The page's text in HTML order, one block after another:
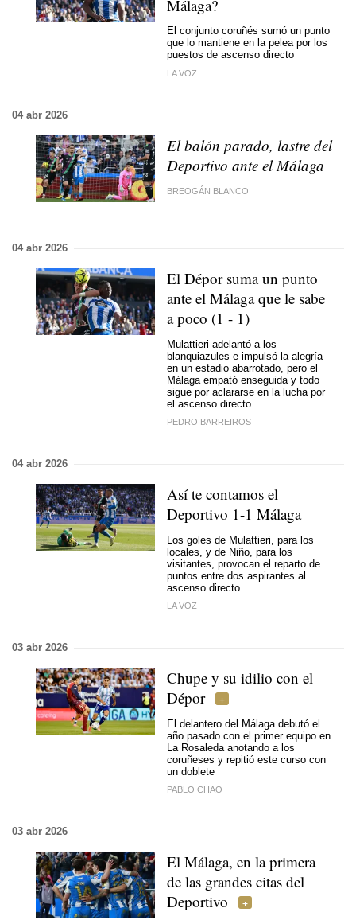
Málaga?
El conjunto coruñés sumó un punto
que lo mantiene en la pelea por los
puestos de ascenso directo
LA VOZ
04 abr 2026
El balón parado, lastre del
Deportivo ante el Málaga
BREOGÁN BLANCO
04 abr 2026
El Dépor suma un punto
ante el Málaga que le sabe
a poco (1 - 1)
Mulattieri adelantó a los
blanquiazules e impulsó la alegría
en un estadio abarrotado, pero el
Málaga empató enseguida y todo
sigue por aclararse en la lucha por
el ascenso directo
PEDRO BARREIROS
04 abr 2026
Así te contamos el
Deportivo 1-1 Málaga
Los goles de Mulattieri, para los
locales, y de Niño, para los
visitantes, provocan el reparto de
puntos entre dos aspirantes al
ascenso directo
LA VOZ
03 abr 2026
Chupe y su idilio con el
Dépor
El delantero del Málaga debutó el
año pasado con el primer equipo en
La Rosaleda anotando a los
coruñeses y repitió este curso con
un doblete
PABLO CHAO
03 abr 2026
El Málaga, en la primera
de las grandes citas del
Deportivo